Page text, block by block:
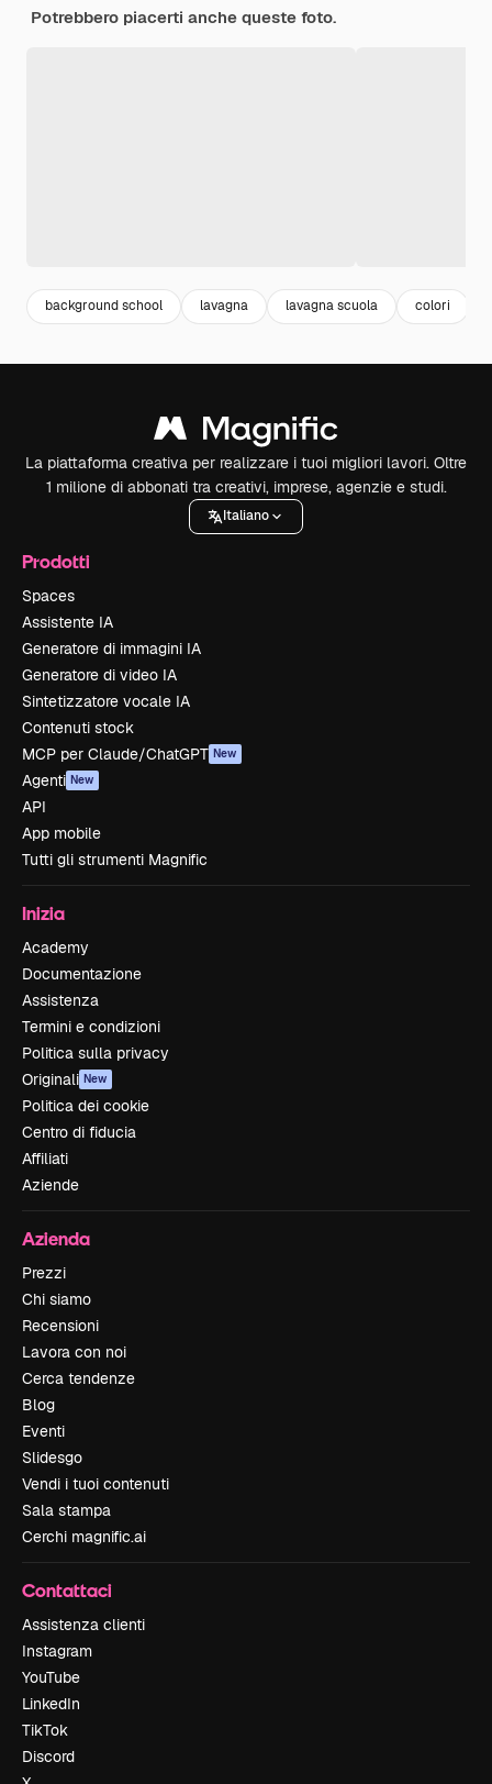
Potrebbero piacerti anche queste foto.
background school lavagna lavagna scuola colori
La piattaforma creativa per realizzare i tuoi migliori lavori. Oltre
1 milione di abbonati tra creativi, imprese, agenzie e studi.
Italiano
Prodotti
Spaces
Assistente IA
Generatore di immagini IA
Generatore di video IA
Sintetizzatore vocale IA
Contenuti stock
MCP per Claude/ChatGPT New
Agenti New
API
App mobile
Tutti gli strumenti Magnific
Inizia
Academy
Documentazione
Assistenza
Termini e condizioni
Politica sulla privacy
Originali New
Politica dei cookie
Centro di fiducia
Affiliati
Aziende
Azienda
Prezzi
Chi siamo
Recensioni
Lavora con noi
Cerca tendenze
Blog
Eventi
Slidesgo
Vendi i tuoi contenuti
Sala stampa
Cerchi magnific.ai
Contattaci
Assistenza clienti
Instagram
YouTube
LinkedIn
TikTok
Discord